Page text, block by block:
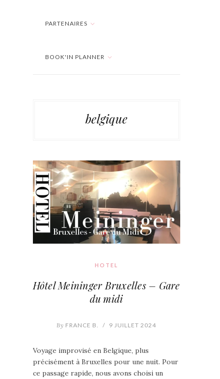
PARTENAIRES
BOOK'IN PLANNER
belgique
HOTEL
Hôtel Meininger Bruxelles – Gare
du midi
By FRANCE B. / 9 JUILLET 2024
Voyage improvisé en Belgique, plus
précisément à Bruxelles pour une nuit. Pour
ce passage rapide, nous avons choisi un